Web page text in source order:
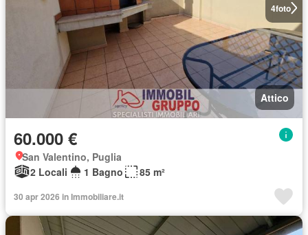
4foto
Attico
60.000 €
San Valentino, Puglia
2 Locali
1 Bagno 85 m²
30 apr 2026 in Immobiliare.it